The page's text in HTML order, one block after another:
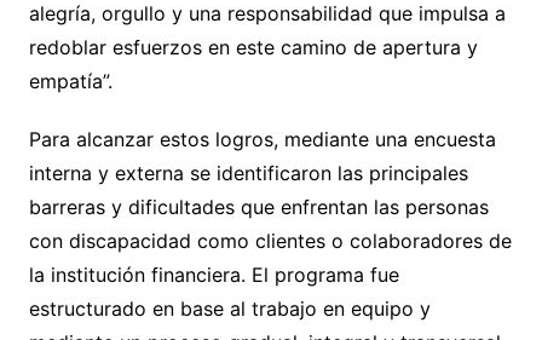
alegría, orgullo y una responsabilidad que impulsa a
redoblar esfuerzos en este camino de apertura y
empatía”.
Para alcanzar estos logros, mediante una encuesta
interna y externa se identificaron las principales
barreras y dificultades que enfrentan las personas
con discapacidad como clientes o colaboradores de
la institución financiera. El programa fue
estructurado en base al trabajo en equipo y